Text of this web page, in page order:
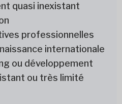
quasi inexistant
professionnelles
internationale
ou développement
ou très limité